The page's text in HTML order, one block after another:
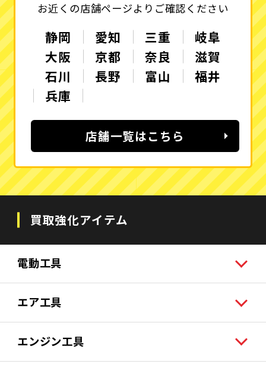
お近くの店舗ページよりご確認ください
静岡 愛知 三重
岐阜
大阪
京都 奈良
滋賀
石川
長野 富山
福井
兵庫
店舗一覧はこちら
買取強化アイテム
電動工具
エア工具
エンジン工具